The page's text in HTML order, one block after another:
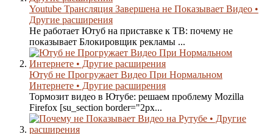
Youtube Трансляция Завершена не Показывает Видео •
Другие расширения
Не работает Ютуб на приставке к ТВ: почему не
показывает Блокировщик рекламы ...
Ютуб не Прогружает Видео При Нормальном
Интернете • Другие расширения
Тормозит видео в Ютубе: решаем проблему Mozilla
Firefox [su_section border="2px...